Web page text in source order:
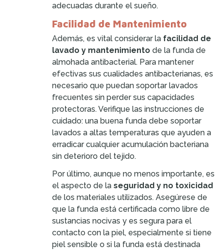
adecuadas durante el sueño.
Facilidad de Mantenimiento
Además, es vital considerar la facilidad de
lavado y mantenimiento de la funda de
almohada antibacterial. Para mantener
efectivas sus cualidades antibacterianas, es
necesario que puedan soportar lavados
frecuentes sin perder sus capacidades
protectoras. Verifique las instrucciones de
cuidado: una buena funda debe soportar
lavados a altas temperaturas que ayuden a
erradicar cualquier acumulación bacteriana
sin deterioro del tejido.
Por último, aunque no menos importante, es
el aspecto de la seguridad y no toxicidad
de los materiales utilizados. Asegúrese de
que la funda está certificada como libre de
sustancias nocivas y es segura para el
contacto con la piel, especialmente si tiene
piel sensible o si la funda está destinada